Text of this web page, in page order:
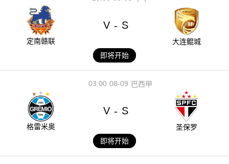
定南赣联
V - S
大连鲲城
即将开始
08-09
03:00 巴西甲
格雷米奥
V - S
圣保罗
即将开始